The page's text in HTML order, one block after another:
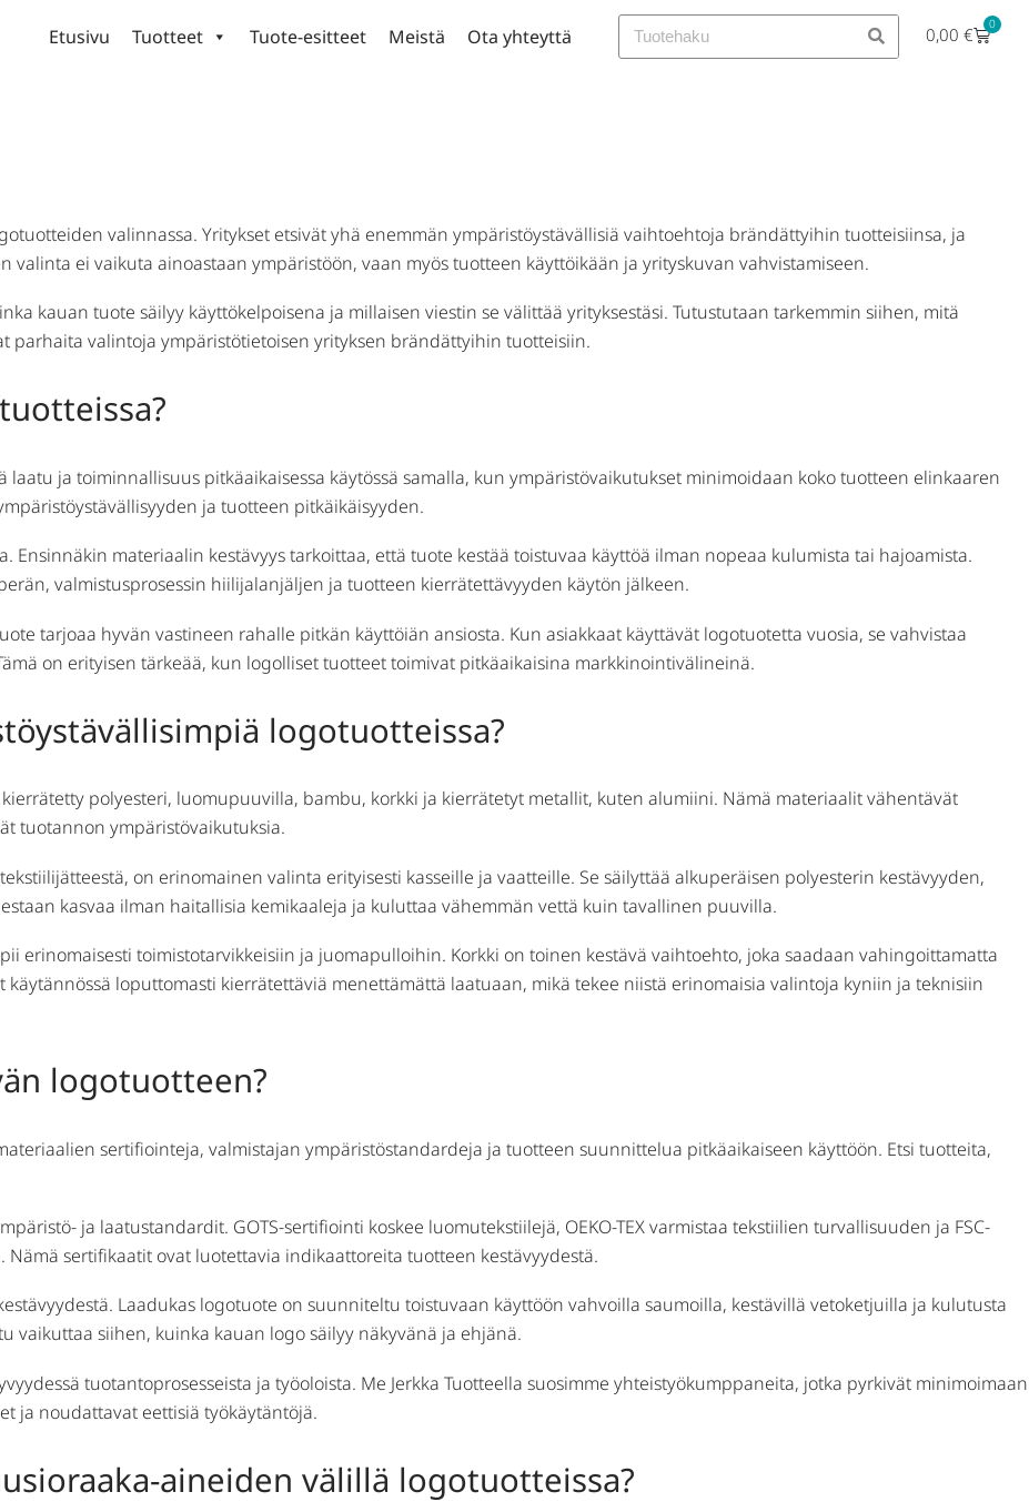
Etusivu Tuotteet Tuote-esitteet Meistä Ota yhteyttä 0,00€ 0
valinnassa. Yritykset etsivät yhä enemmän ympäristöystävällisiä vaihtoehtoja brändättyihin tuotteisiinsa, ja
valinta ei vaikuta ainoastaan ympäristöön, vaan myös tuotteen käyttöikään ja yrityskuvan vahvistamiseen.
kauan tuote säilyy käyttökelpoisena ja millaisen viestin se välittää yrityksestäsi. Tutustutaan tarkemmin siihen, mitä
parhaita valintoja ympäristötietoisen yrityksen brändättyihin tuotteisiin.
laatu ja toiminnallisuus pitkäaikaisessa käytössä samalla, kun ympäristövaikutukset minimoidaan koko tuotteen elinkaaren
ja tuotteen pitkäikäisyyden.
Ensinnäkin materiaalin kestävyys tarkoittaa, että tuote kestää toistuvaa käyttöä ilman nopeaa kulumista tai hajoamista.
valmistusprosessin hiilijalanjäljen ja tuotteen kierrätettävyyden käytön jälkeen.
tarjoaa hyvän vastineen rahalle pitkän käyttöiän ansiosta. Kun asiakkaat käyttävät logotuotetta vuosia, se vahvistaa
on erityisen tärkeää, kun logolliset tuotteet toimivat pitkäaikaisina markkinointivälineinä.
logotuotteissa?
polyesteri, luomupuuvilla, bambu, korkki ja kierrätetyt metallit, kuten alumiini. Nämä materiaalit vähentävät
tuotannon ympäristövaikutuksia.
on erinomainen valinta erityisesti kasseille ja vaatteille. Se säilyttää alkuperäisen polyesterin kestävyyden,
kasvaa ilman haitallisia kemikaaleja ja kuluttaa vähemmän vettä kuin tavallinen puuvilla.
erinomaisesti toimistotarvikkeisiin ja juomapulloihin. Korkki on toinen kestävä vaihtoehto, joka saadaan vahingoittamatta
loputtomasti kierrätettäviä menettämättä laatuaan, mikä tekee niistä erinomaisia valintoja kyniin ja teknisiin
logotuotteen?
sertifiointeja, valmistajan ympäristöstandardeja ja tuotteen suunnittelua pitkäaikaiseen käyttöön. Etsi tuotteita,
ja laatustandardit. GOTS-sertifiointi koskee luomutekstiilejä, OEKO-TEX varmistaa tekstiilien turvallisuuden ja FSC-
sertifikaatit ovat luotettavia indikaattoreita tuotteen kestävyydestä.
Laadukas logotuote on suunniteltu toistuvaan käyttöön vahvoilla saumoilla, kestävillä vetoketjuilla ja kulutusta
vaikuttaa siihen, kuinka kauan logo säilyy näkyvänä ja ehjänä.
tuotantoprosesseista ja työoloista. Me Jerkka Tuotteella suosimme yhteistyökumppaneita, jotka pyrkivät minimoimaan
ja noudattavat eettisiä työkäytäntöjä.
aineiden välillä logotuotteissa?